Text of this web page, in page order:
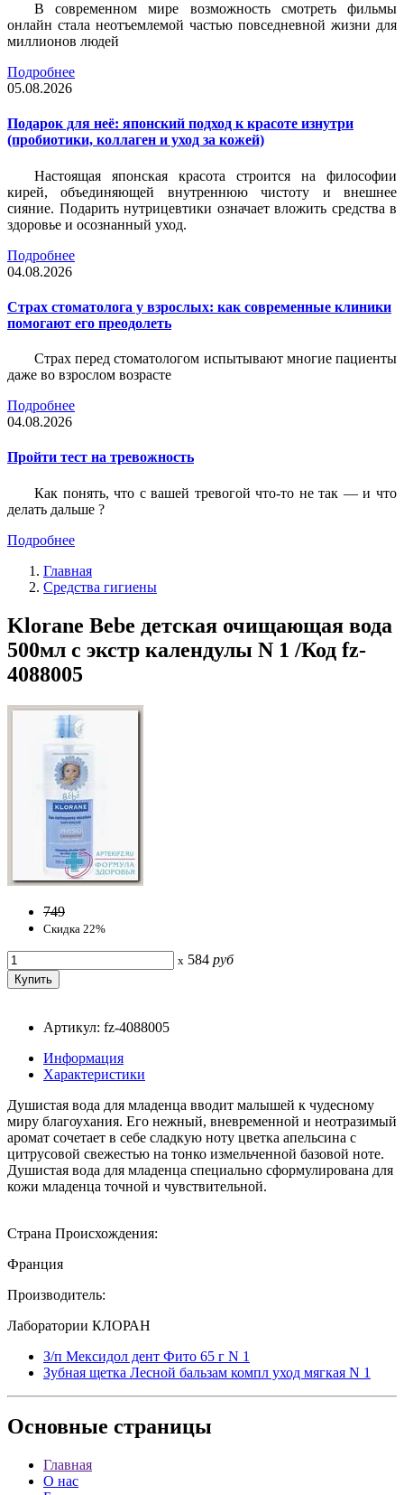
В современном мире возможность смотреть фильмы
онлайн стала неотъемлемой частью повседневной жизни для
миллионов людей
Подробнее
05.08.2026
Подарок для неё: японский подход к красоте изнутри
(пробиотики, коллаген и уход за кожей)
Настоящая японская красота строится на философии
кирей, объединяющей внутреннюю чистоту и внешнее
сияние. Подарить нутрицевтики означает вложить средства в
здоровье и осознанный уход.
Подробнее
04.08.2026
Страх стоматолога у взрослых: как современные клиники
помогают его преодолеть
Страх перед стоматологом испытывают многие пациенты
даже во взрослом возрасте
Подробнее
04.08.2026
Пройти тест на тревожность
Как понять, что с вашей тревогой что-то не так — и что
делать дальше ?
Подробнее
Главная
Средства гигиены
Klorane Bebe детская очищающая вода
500мл с экстр календулы N 1 /Код fz-
4088005
749
Скидка 22%
x 584 руб
Артикул: fz-4088005
Информация
Характеристики
Душистая вода для младенца вводит малышей к чудесному
миру благоухания. Его нежный, вневременной и неотразимый
аромат сочетает в себе сладкую ноту цветка апельсина с
цитрусовой свежестью на тонко измельченной базовой ноте.
Душистая вода для младенца специально сформулирована для
кожи младенца точной и чувствительной.
Страна Происхождения:
Франция
Производитель:
Лаборатории КЛОРАН
З/п Мексидол дент Фито 65 г N 1
Зубная щетка Лесной бальзам компл уход мягкая N 1
Основные страницы
Главная
О нас